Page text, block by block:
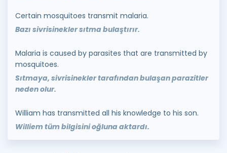
Certain mosquitoes transmit malaria.
Bazı sivrisinekler sıtma bulaştırır.
Malaria is caused by parasites that are transmitted by
mosquitoes.
Sıtmaya, sivrisinekler tarafından bulaşan parazitler
neden olur.
William has transmitted all his knowledge to his son.
Williem tüm bilgisini oğluna aktardı.